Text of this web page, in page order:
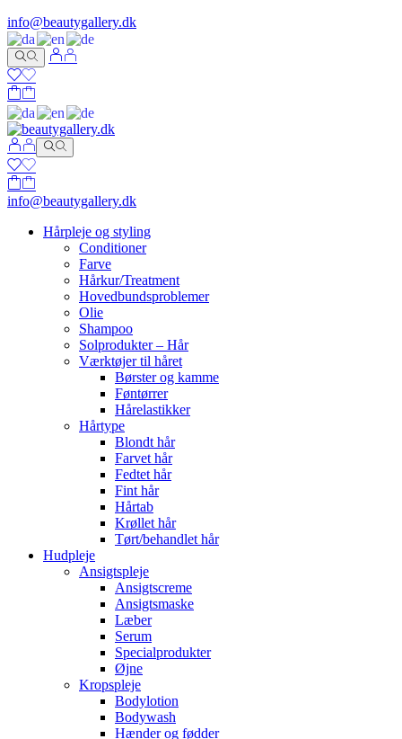
info@beautygallery.dk
info@beautygallery.dk
Hårpleje og styling
Conditioner
Farve
Hårkur/Treatment
Hovedbundsproblemer
Olie
Shampoo
Solprodukter – Hår
Værktøjer til håret
Børster og kamme
Føntørrer
Hårelastikker
Hårtype
Blondt hår
Farvet hår
Fedtet hår
Fint hår
Hårtab
Krøllet hår
Tørt/behandlet hår
Hudpleje
Ansigtspleje
Ansigtscreme
Ansigtsmaske
Læber
Serum
Specialprodukter
Øjne
Kropspleje
Bodylotion
Bodywash
Hænder og fødder